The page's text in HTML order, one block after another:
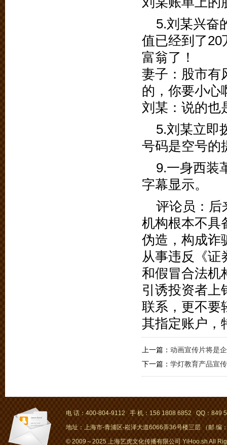
5.刘某兴奋
值已经到了20
富翁了！
妻子：股市有
的，你要小心
刘某：说的也
5.刘某立即
号码是空号
9.一身西装
字幕显示。
评论员：后
机构根本不具
伪造，构成诈
从事违反《证
和假冒合法机
引诱投资者上
联系，更不要
其指定账户，
上一篇： 动画宣传片将是
下一篇： 学灯教育产品宣
电 话：400-804-9112 手 机：156 1808 6852 QQ：849
地址：上海市-青浦区-崧泽大道6066弄36号楼三层 （邮 编
© 2009～2025 上海艺虎文化传播有限公司 YiHoo.sh All